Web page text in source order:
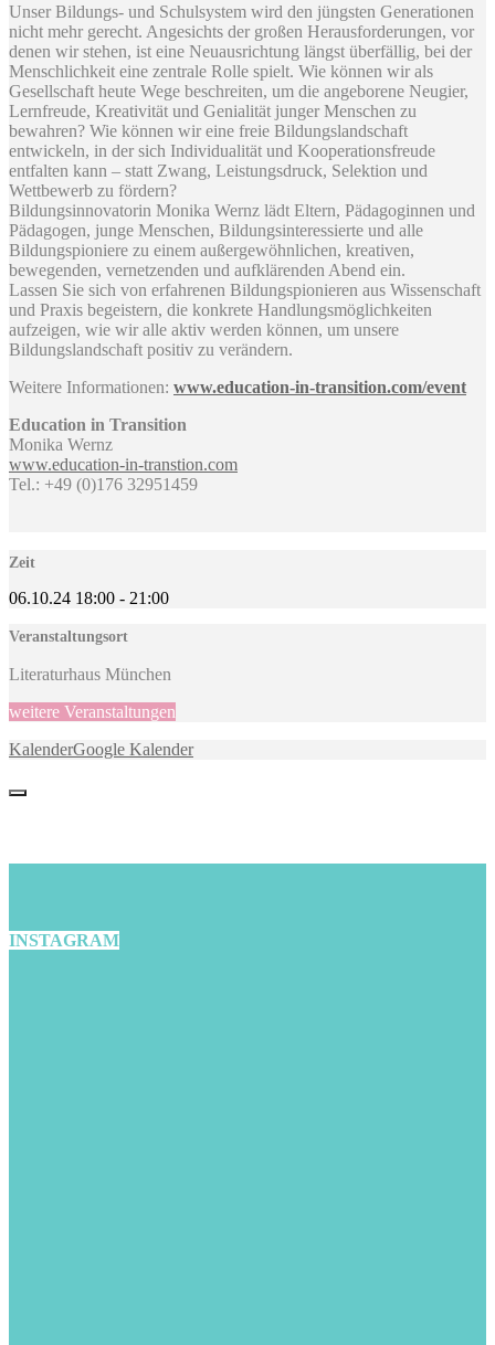
Unser Bildungs- und Schulsystem wird den jüngsten Generationen
nicht mehr gerecht. Angesichts der großen Herausforderungen, vor
denen wir stehen, ist eine Neuausrichtung längst überfällig, bei der
Menschlichkeit eine zentrale Rolle spielt. Wie können wir als
Gesellschaft heute Wege beschreiten, um die angeborene Neugier,
Lernfreude, Kreativität und Genialität junger Menschen zu
bewahren? Wie können wir eine freie Bildungslandschaft
entwickeln, in der sich Individualität und Kooperationsfreude
entfalten kann – statt Zwang, Leistungsdruck, Selektion und
Wettbewerb zu fördern?
​Bildungsinnovatorin Monika Wernz lädt Eltern, Pädagoginnen und
Pädagogen, junge Menschen, Bildungsinteressierte und alle
Bildungspioniere zu einem außergewöhnlichen, kreativen,
bewegenden, vernetzenden und aufklärenden Abend ein.
Lassen Sie sich von erfahrenen Bildungspionieren aus Wissenschaft
und Praxis begeistern, die konkrete Handlungsmöglichkeiten
aufzeigen, wie wir alle aktiv werden können, um unsere
Bildungslandschaft positiv zu verändern.
Weitere Informationen: www.education-in-transition.com/event
Education in Transition
Monika Wernz
www.education-in-transtion.com
Tel.: +49 (0)176 32951459
Zeit
06.10.24 18:00 - 21:00
Veranstaltungsort
Literaturhaus München
weitere Veranstaltungen
KalenderGoogle Kalender
INSTAGRAM